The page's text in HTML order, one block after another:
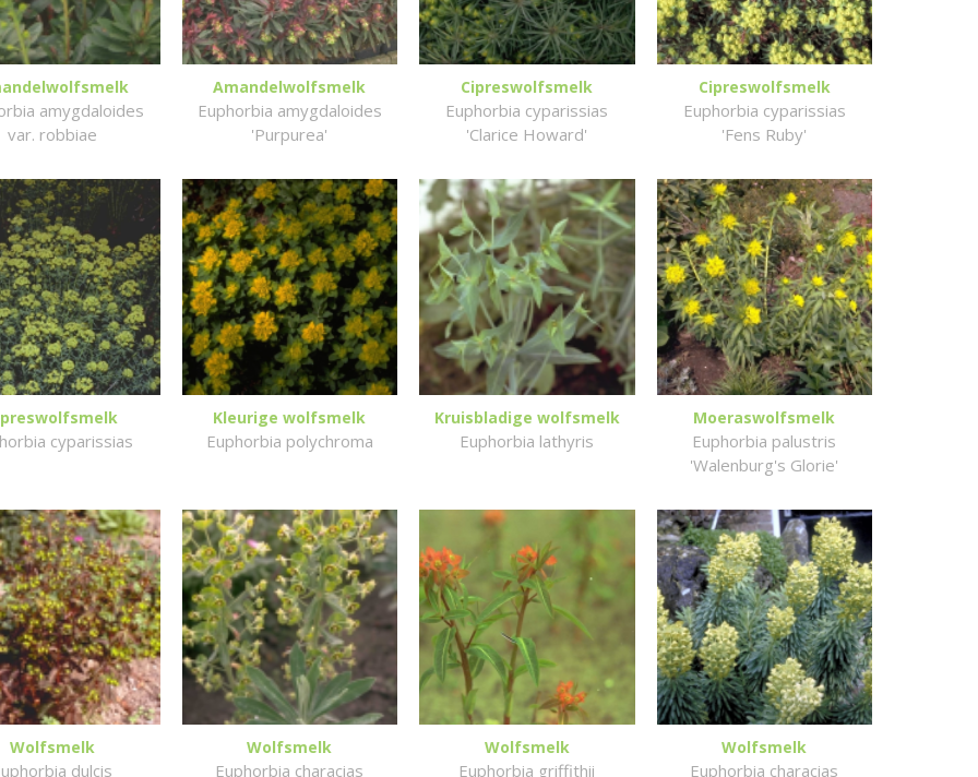
amygdaloides
var. robbiae
Amandelwolfsmelk
Euphorbia amygdaloides
'Purpurea'
Cipreswolfsmelk
Euphorbia cyparissias
'Clarice Howard'
Cipreswolfsmelk
Euphorbia cyparissias
'Fens Ruby'
cyparissias
Kleurige wolfsmelk
Euphorbia polychroma
Kruisbladige wolfsmelk
Euphorbia lathyris
Moeraswolfsmelk
Euphorbia palustris
'Walenburg's Glorie'
Wolfsmelk
dulcis
Wolfsmelk
Euphorbia characias
Wolfsmelk
Euphorbia griffithii
Wolfsmelk
Euphorbia characias